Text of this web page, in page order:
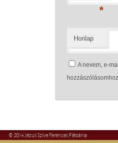
*
Honlap
A nevem, e-
hozzászólásomhoz.
© 2014 Jézus Szíve Ferences Plébánia